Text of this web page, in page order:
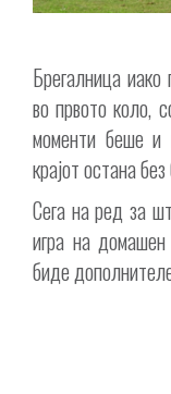
Брегалница
во првото коло,
моменти беше и
крајот остана
Сега на ред за
игра на
биде